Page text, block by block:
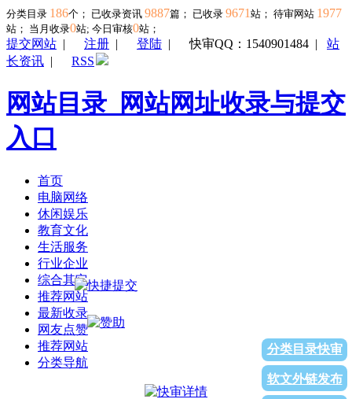
分类目录 186个； 已收录资讯 9887篇； 已收录 9671 站； 待审网站 1977
站； 当月收录0站; 今日审核0站；
提交网站 | 注册 | 登陆 |快审QQ：1540901484 | 站
长资讯 | RSS
网站目录_网站网址收录与提交
入口
首页
电脑网络
休闲娱乐
教育文化
生活服务
行业企业
综合其它
推荐网站
最新收录
网友点赞
推荐网站
分类导航
分类目录快审
软文外链发布